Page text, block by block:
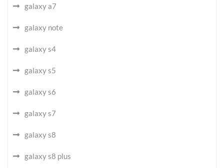
galaxy a7
galaxy note
galaxy s4
galaxy s5
galaxy s6
galaxy s7
galaxy s8
galaxy s8 plus